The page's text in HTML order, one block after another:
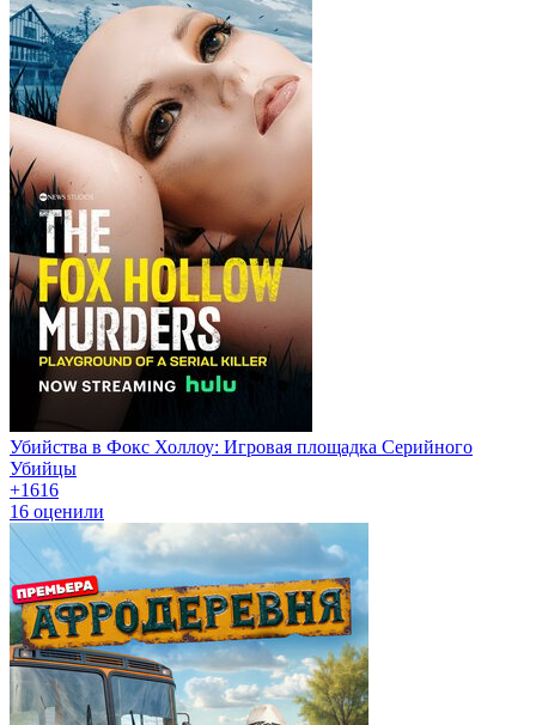
Убийства в Фокс Холлоу: Игровая площадка Серийного
Убийцы
+1616
16 оценили